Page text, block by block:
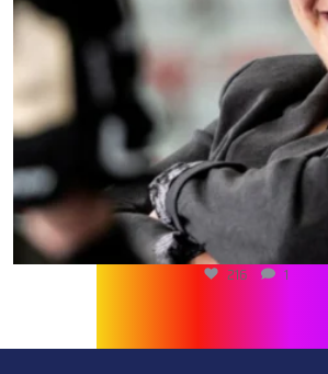
216 1